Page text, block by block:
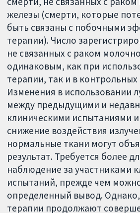
железы (смерти, которые
быть связаны с побочными
терапии). Число
не связанных с раком
одинаковым, как при
терапии, так и в контрольных
Изменения в использовании
между предыдущими и
клиническими испытаниями
снижение воздействия
нормальные ткани могут
результат. Требуется более
наблюдение за участниками
испытаний, прежде чем
определенный вывод.
терапии продолжают